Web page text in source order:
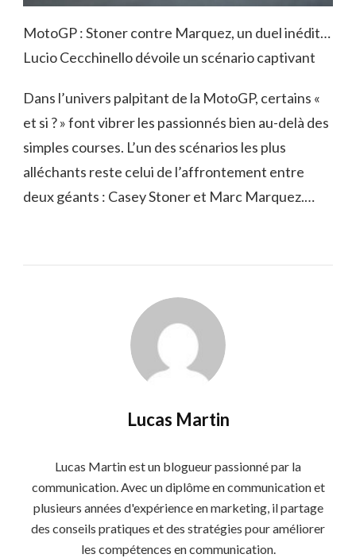
MotoGP : Stoner contre Marquez, un duel inédit…
Lucio Cecchinello dévoile un scénario captivant
Dans l’univers palpitant de la MotoGP, certains «
et si ? » font vibrer les passionnés bien au-delà des
simples courses. L’un des scénarios les plus
alléchants reste celui de l’affrontement entre
deux géants : Casey Stoner et Marc Marquez.…
Lucas Martin
Lucas Martin est un blogueur passionné par la
communication. Avec un diplôme en communication et
plusieurs années d'expérience en marketing, il partage
des conseils pratiques et des stratégies pour améliorer
les compétences en communication.